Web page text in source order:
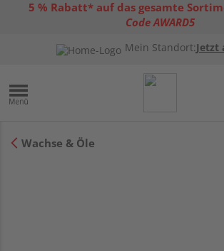
5 % Rabatt* auf das gesamte
Code AWARD5
Gutscheinbedingungen
Mein Standort:Jetzt
Wachse & Öle